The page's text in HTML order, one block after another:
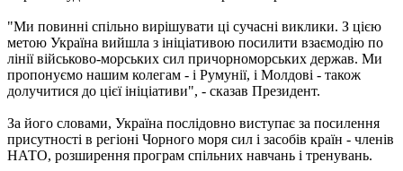
"Ми повинні спільно вирішувати ці сучасні виклики. З цією
метою Україна вийшла з ініціативою посилити взаємодію по
лінії військово-морських сил причорноморських держав. Ми
пропонуємо нашим колегам - і Румунії, і Молдові - також
долучитися до цієї ініціативи", - сказав Президент.
За його словами, Україна послідовно виступає за посилення
присутності в регіоні Чорного моря сил і засобів країн - членів
НАТО, розширення програм спільних навчань і тренувань.